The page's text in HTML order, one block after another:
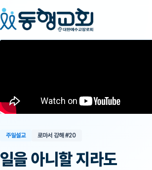
주일설교 로마서 강해 #20
일을 아니할 지라도